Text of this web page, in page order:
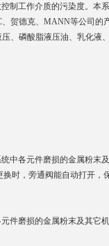
制工作介质的污染度。本
贺德克、MANN等公司的
、磷酸脂液压油、乳化液
各元件磨损的金属粉末
时，旁通阀能自动打开
磨损的金属粉末及其它